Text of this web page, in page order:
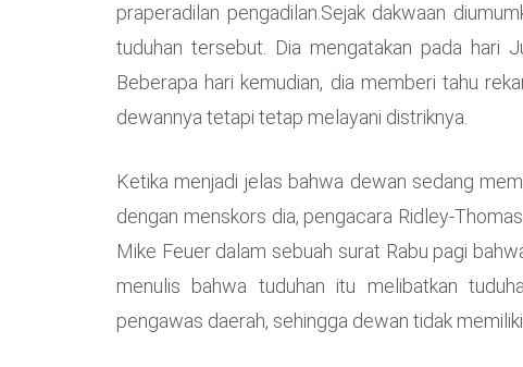
praperadilan pengadilan.Sejak dakwaan
tuduhan tersebut. Dia mengatakan pada hari
Beberapa hari kemudian, dia memberi tahu
dewannya tetapi tetap melayani distriknya.
Ketika menjadi jelas bahwa dewan sedang
dengan menskors dia, pengacara Ridley-
Mike Feuer dalam sebuah surat Rabu pagi
menulis bahwa tuduhan itu melibatkan
pengawas daerah, sehingga dewan tidak